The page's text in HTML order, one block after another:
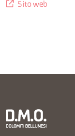
Sito web